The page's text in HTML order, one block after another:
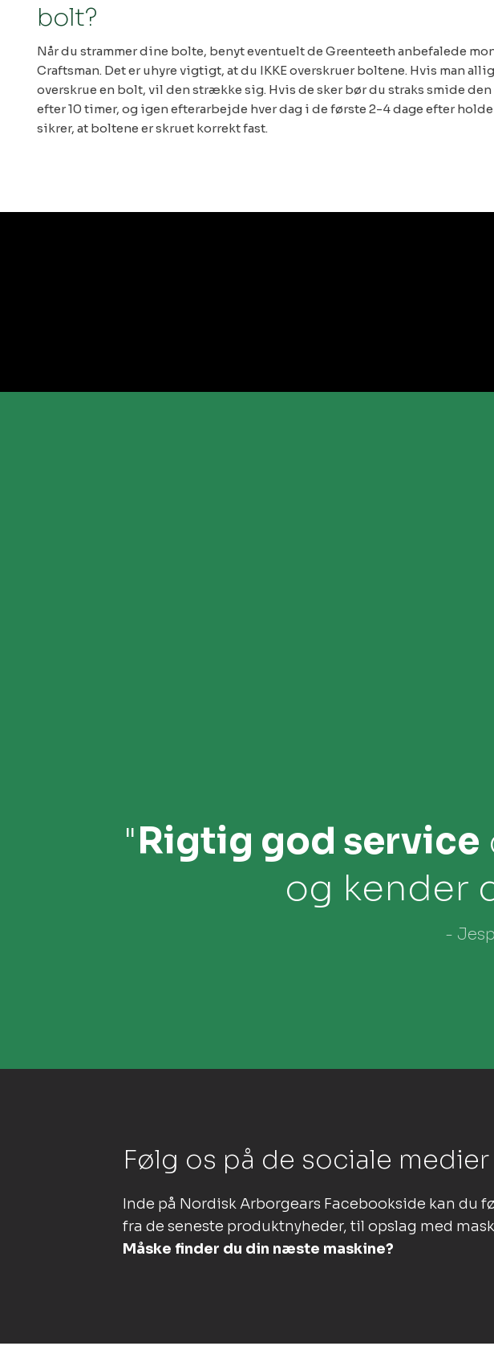
bolt?
Når du strammer dine bolte, benyt eventuelt de Greenteeth anbefalede
Craftsman. Det er uhyre vigtigt, at du IKKE overskruer boltene. Hvis man
overskrue en bolt, vil den strække sig. Hvis de sker bør du straks smide
efter 10 timer, og igen efterarbejde hver dag i de første 2-4 dage efter
sikrer, at boltene er skruet korrekt fast.​
"Rigtig god service
og kender
-
Følg os på de sociale medier​
Inde på Nordisk Arborgears Facebookside kan du
fra de seneste produktnyheder, til opslag med
Måske finder du din næste maskine?